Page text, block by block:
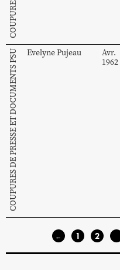
COUPURES DE PRESSE ET DOCUMENTS PSU EvelynePujeau
Avr.
1962
← 1 2